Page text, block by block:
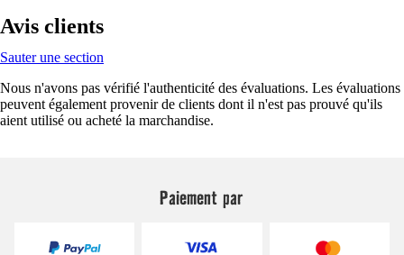
Avis clients
Sauter une section
Nous n'avons pas vérifié l'authenticité des évaluations. Les évaluations
peuvent également provenir de clients dont il n'est pas prouvé qu'ils
aient utilisé ou acheté la marchandise.
Paiement par